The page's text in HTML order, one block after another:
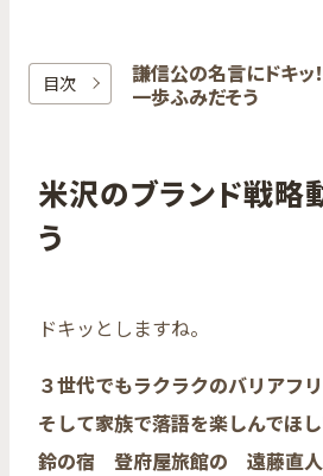
目次
謙信公の​名言に​ドキッ
一歩ふみだ​そう
米沢のブランド戦略
う
ドキッとしますね。
３世代でもラクラクのバリアフリ
そして家族で落語を楽しんでほ
鈴の宿 登府屋旅館の 遠藤直